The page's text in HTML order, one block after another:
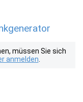
müssen Sie sich
anmelden